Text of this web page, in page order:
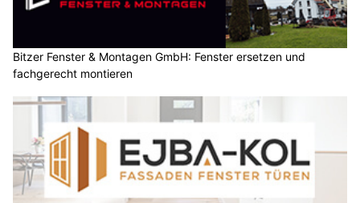
Bitzer Fenster & Montagen GmbH: Fenster ersetzen und
fachgerecht montieren